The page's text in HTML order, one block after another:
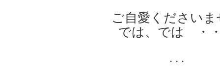
ご自愛くださいま
では、では ・
. . .